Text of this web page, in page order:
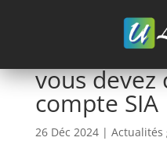
Détenteurs
vous devez
compte SIA
26 Déc 2024| Actualités